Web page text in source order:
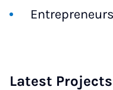
Latest Projects